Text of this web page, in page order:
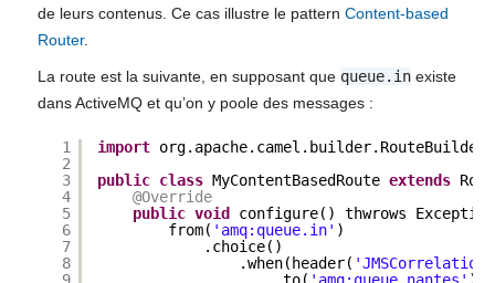
de leurs contenus. Ce cas illustre le pattern Content-based
Router.
La route est la suivante, en supposant que queue.inexiste
dans ActiveMQ et qu’on y poole des messages :
1
2
3
4
5
6
7
8
import org.apache.camel.builder.RouteBuilder;
public class MyContentBasedRoute extends
@Override
public void
configure() thwrows
from( 'amq:queue.in' )
.choice()
.when(header(